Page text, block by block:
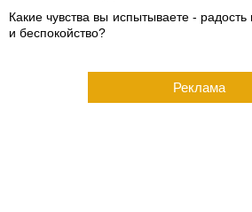
Какие чувства вы испытываете -
и беспокойство?
Реклама